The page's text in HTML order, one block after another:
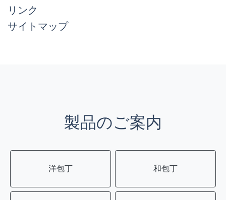
リンク
サイトマップ
製品のご案内
洋包丁 和包丁